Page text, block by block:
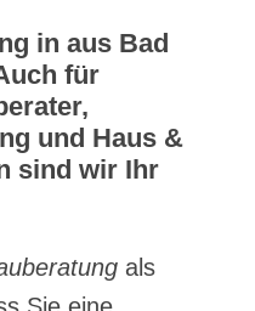
in aus Bad
für
und Haus &
sind wir Ihr
als
Sie eine